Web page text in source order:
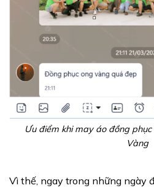
Ưu điểm khi may áo đồng
Vàng
Vì thế, ngay trong những ngày